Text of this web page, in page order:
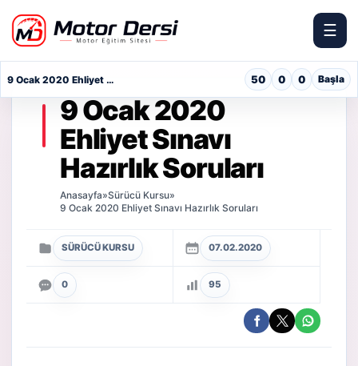
Motor Dersi
☰
9 Ocak 2020
Ehliyet Sınavı
Hazırlık Soruları
Anasayfa»Sürücü Kursu»
9 Ocak 2020 Ehliyet Sınavı Hazırlık Soruları
SÜRÜCÜ KURSU 07.02.2020
0 95
9 Ocak 2020 Ehliyet Sınavı Hazırlık Soruları 50 0 0 Başla